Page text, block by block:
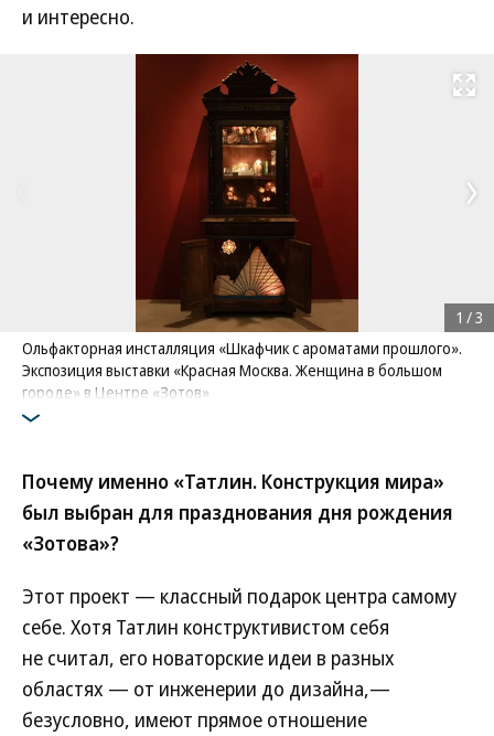
и интересно.
Развернуть
Ольфакторная инсталляция «Шкафчик с ароматами прошлого».
Экспозиция выставки «Красная Москва. Женщина в большом
городе» в Центре «Зотов»
Фото: Варвара Топленникова / пресс-служба Центра «Зотов»
1 /3
Почему именно «Татлин. Конструкция мира»
был выбран для празднования дня рождения
«Зотова»?
Этот проект — классный подарок центра самому
себе. Хотя Татлин конструктивистом себя
не считал, его новаторские идеи в разных
областях — от инженерии до дизайна,—
безусловно, имеют прямое отношение